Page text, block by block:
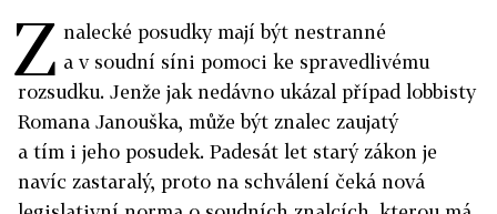
Z nalecké posudky mají být nestranné
a v soudní síni pomoci ke spravedlivému
rozsudku. Jenže jak nedávno ukázal případ lobbisty
Romana Janouška, může být znalec zaujatý
a tím i jeho posudek. Padesát let starý zákon je
navíc zastaralý, proto na schválení čeká nová